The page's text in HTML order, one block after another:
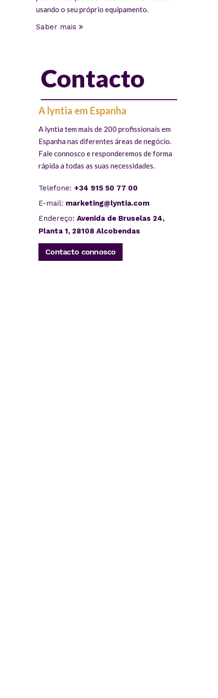
usando o seu próprio equipamento.
Saber mais
Contacto
A lyntia em Espanha
A lyntia tem mais de 200 profissionais em
Espanha nas diferentes áreas de negócio.
Fale connosco e responderemos de forma
rápida a todas as suas necessidades.
Telefone: +34 915 50 77 00
E-mail: marketing@lyntia.com
Endereço: Avenida de Bruselas 24,
Planta 1, 28108 Alcobendas
Contacto connosco